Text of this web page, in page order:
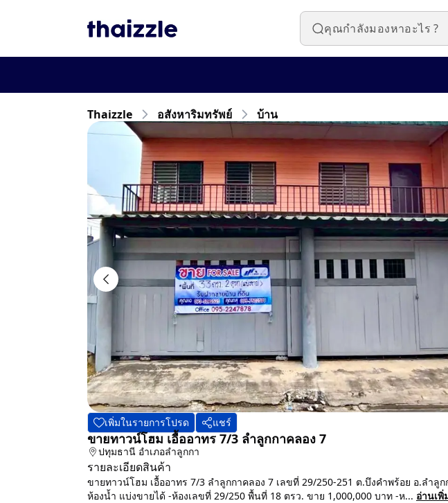
Thaizzle อสังหาริมทรัพย์ บ้าน
เพิ่มในรายการโปรด แชร์
ขายทาวน์โฮม เอื้ออาทร 7/3 ลำลูกกาคลอง 7
ปทุมธานี อำเภอลำลูกกา
รายละเอียดสินค้า
ขายทาวน์โฮม เอื้ออาทร 7/3 ลำลูกกาคลอง 7 เลขที่ 29/250-251 ต.บึงคำพร้อย อ.ลำ
ห้องน้ำ แบ่งขายได้ -ห้องเลขที่ 29/250 พื้นที่ 18 ตรว. ขาย 1,000,000 บาท -ห... อ่านเพิ่